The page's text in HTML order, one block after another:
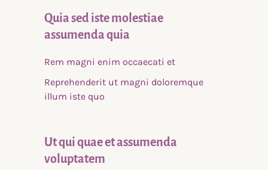
Quia sed iste molestiae
assumenda quia
Rem magni enim occaecati et
Reprehenderit ut magni doloremque
illum iste quo
Ut qui quae et assumenda
voluptatem